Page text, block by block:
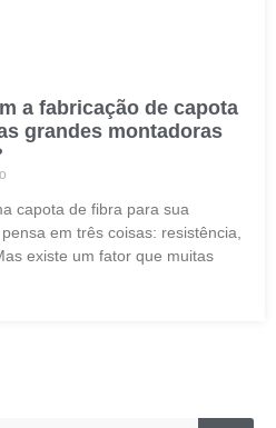
a fabricação de capota
grandes montadoras
capota de fibra para sua
em três coisas: resistência,
existe um fator que muitas